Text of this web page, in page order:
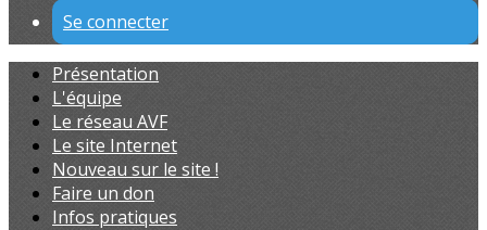
Se connecter
Présentation
L'équipe
Le réseau AVF
Le site Internet
Nouveau sur le site !
Faire un don
Infos pratiques